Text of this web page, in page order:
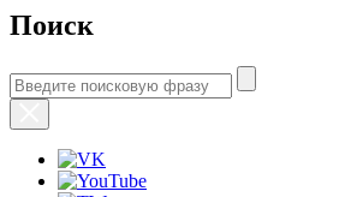
Поиск